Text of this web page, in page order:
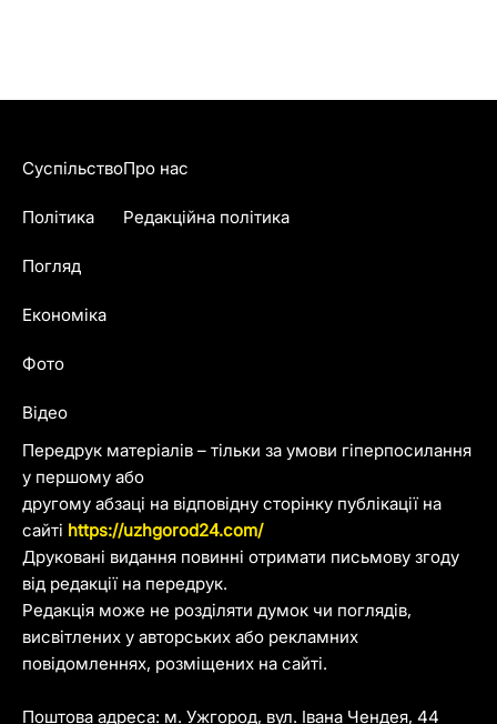
Передрук матеріалів – тільки за умови гіперпосилання
у першому або
другому абзаці на відповідну сторінку публікації на
сайті https://uzhgorod24.com/
Друковані видання повинні отримати письмову згоду
від редакції на передрук.
Редакція може не розділяти думок чи поглядів,
висвітлених у авторських або рекламних
повідомленнях, розміщених на сайті.
Поштова адреса: м. Ужгород, вул. Івана Чендея, 44
Суспільство
Політика
Погляд
Економіка
Фото
Відео
Про нас
Редакційна політика